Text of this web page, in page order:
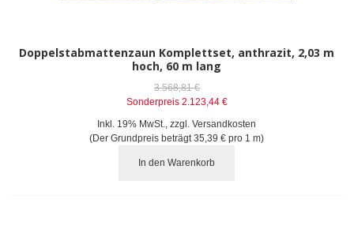
Doppelstabmattenzaun Komplettset, anthrazit, 2,03 m
hoch, 60 m lang
3.568,81 €
Sonderpreis 2.123,44 €
Inkl. 19% MwSt.
,zzgl.Versandkosten
(Der Grundpreis beträgt35,39 € pro 1 m)
In den Warenkorb